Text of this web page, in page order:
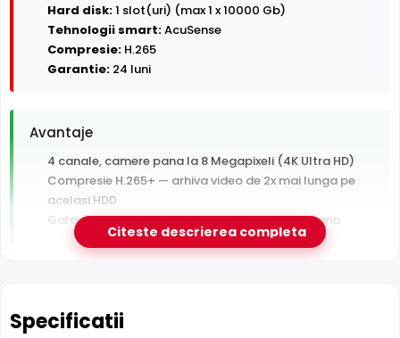
Hard disk:1 slot(uri) (max 1 x 10000 Gb)
Tehnologii smart:AcuSense
Compresie: H.265
Garantie: 24 luni
Avantaje
4 canale, camere pana la 8 Megapixeli (4K Ultra HD)
Compresie H.265+ — arhiva video de 2x mai lunga pe
acelasi HDD
Garantie 24 luni si suport tehnic gratuit in romana
Fara switch PoE integrat — camerele au nevoie de
switch sau alimentare separata
Citeste descrierea completa
Specificatii